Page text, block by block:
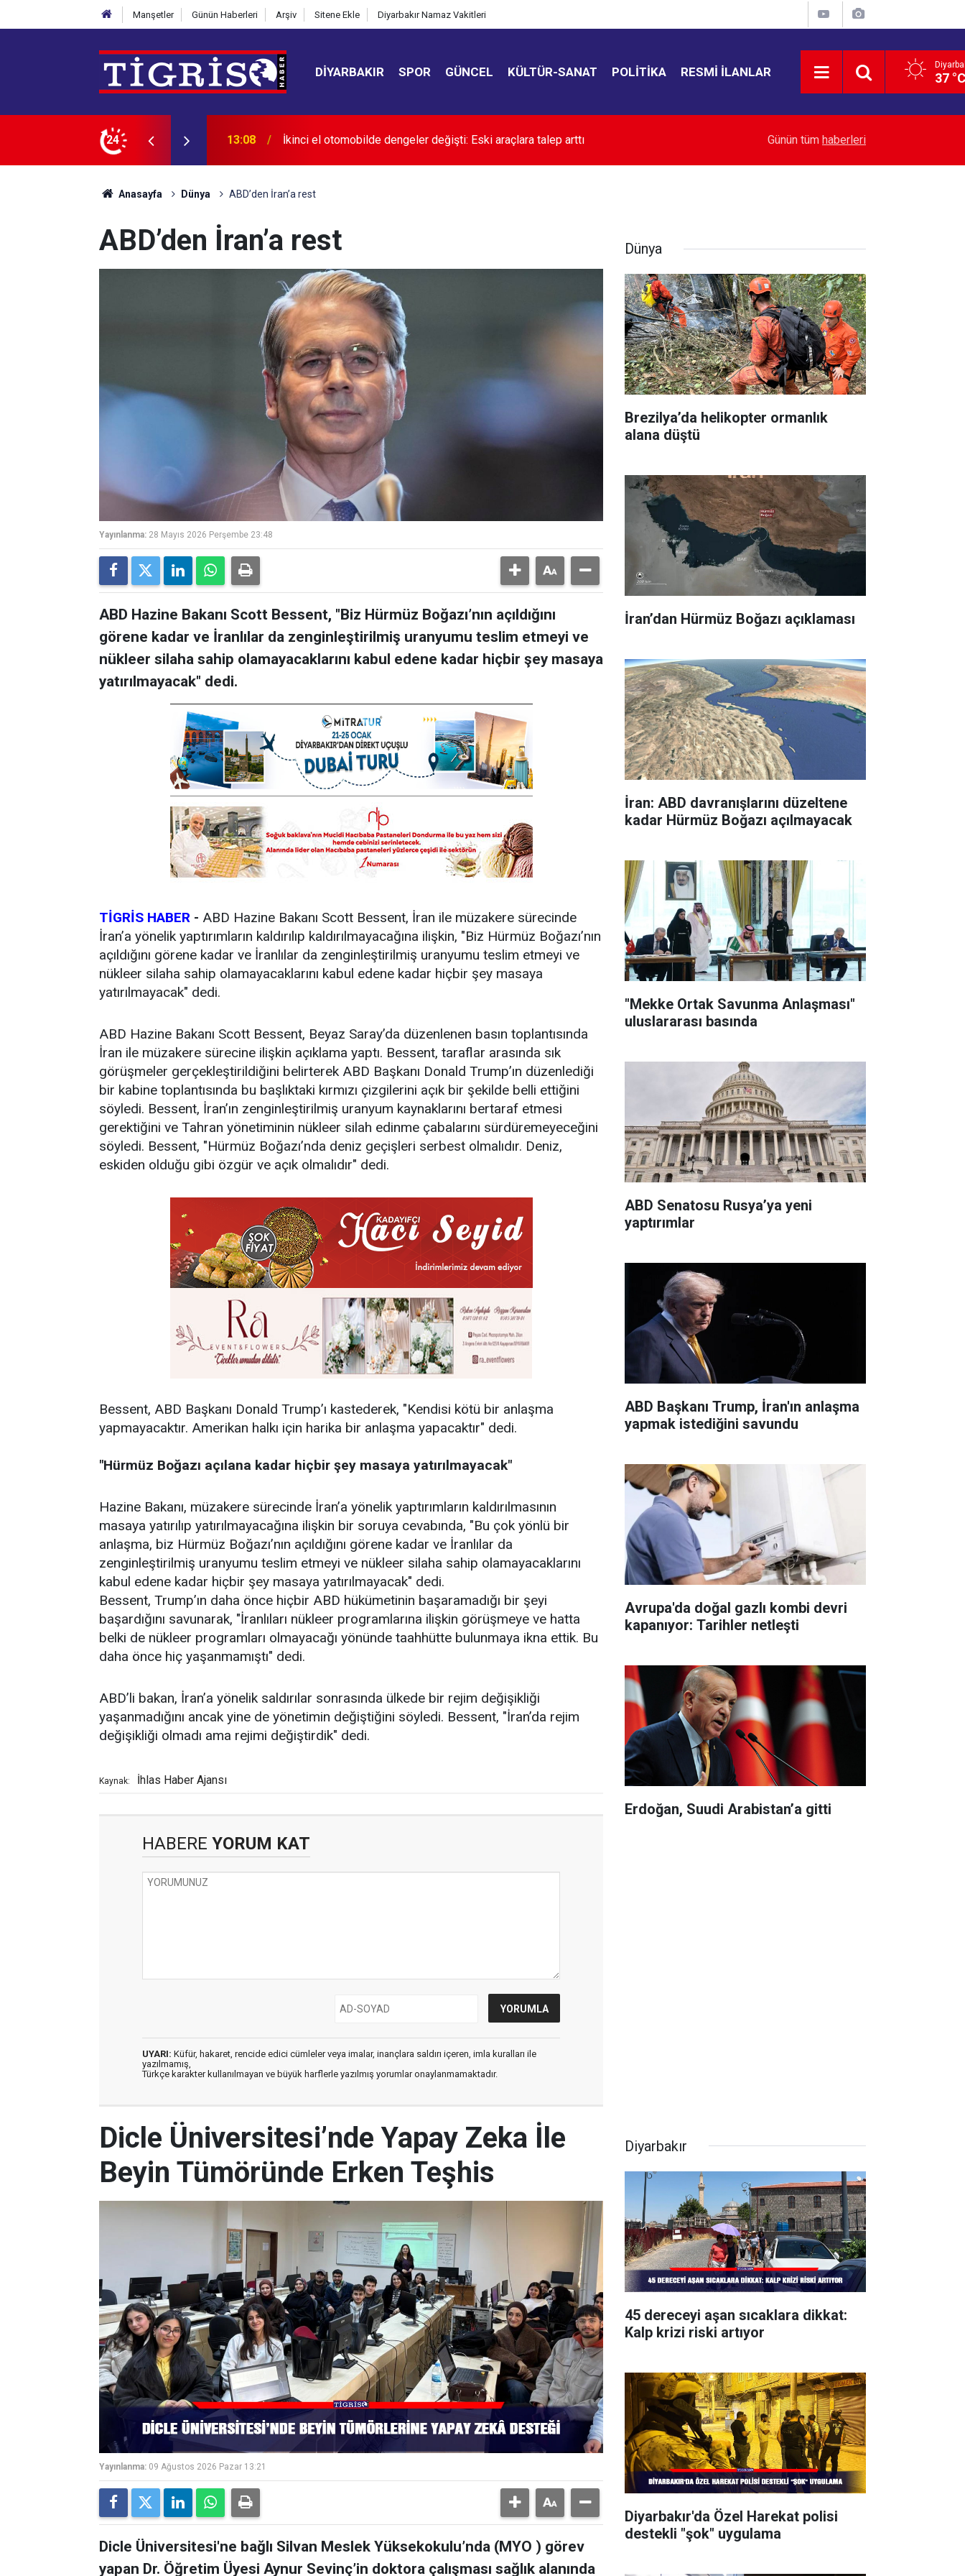
Manşetler Günün Haberleri Arşiv Sitene Ekle Diyarbakır Namaz Vakitleri
DIYARBAKIR SPOR GÜNCEL KÜLTÜR-SANAT POLITIKA RESMI İLANLAR 37
24
Eski araçlara talep arttı 12:55 Van’da sıcaktan bunalanlar bu plaja akın ediyor Habur Gümrük Kapısı’nda tır rekoru kırıldı
Günün tüm haberleri
Anasayfa Dünya ABD’den İran’a rest
ABD’den İran’a rest
Yayınlanma: 28 Mayıs 2026 Perşembe 23:48
ABD Hazine Bakanı Scott Bessent, "Biz Hürmüz Boğazı’nın açıldığını
görene kadar ve İranlılar da zenginleştirilmiş uranyumu teslim etmeyi ve
nükleer silaha sahip olamayacaklarını kabul edene kadar hiçbir şey masaya
yatırılmayacak" dedi.
TİGRİS HABER - ABD Hazine Bakanı Scott Bessent, İran ile müzakere sürecinde
İran’a yönelik yaptırımların kaldırılıp kaldırılmayacağına ilişkin, "Biz Hürmüz Boğazı’nın
açıldığını görene kadar ve İranlılar da zenginleştirilmiş uranyumu teslim etmeyi ve
nükleer silaha sahip olamayacaklarını kabul edene kadar hiçbir şey masaya
yatırılmayacak" dedi.
ABD Hazine Bakanı Scott Bessent, Beyaz Saray’da düzenlenen basın toplantısında
İran ile müzakere sürecine ilişkin açıklama yaptı. Bessent, taraflar arasında sık
görüşmeler gerçekleştirildiğini belirterek ABD Başkanı Donald Trump’ın düzenlediği
bir kabine toplantısında bu başlıktaki kırmızı çizgilerini açık bir şekilde belli ettiğini
söyledi. Bessent, İran’ın zenginleştirilmiş uranyum kaynaklarını bertaraf etmesi
gerektiğini ve Tahran yönetiminin nükleer silah edinme çabalarını sürdüremeyeceğini
söyledi. Bessent, "Hürmüz Boğazı’nda deniz geçişleri serbest olmalıdır. Deniz,
eskiden olduğu gibi özgür ve açık olmalıdır" dedi.
Bessent, ABD Başkanı Donald Trump’ı kastederek, "Kendisi kötü bir anlaşma
yapmayacaktır. Amerikan halkı için harika bir anlaşma yapacaktır" dedi.
"Hürmüz Boğazı açılana kadar hiçbir şey masaya yatırılmayacak"
Hazine Bakanı, müzakere sürecinde İran’a yönelik yaptırımların kaldırılmasının
masaya yatırılıp yatırılmayacağına ilişkin bir soruya cevabında, "Bu çok yönlü bir
anlaşma, biz Hürmüz Boğazı’nın açıldığını görene kadar ve İranlılar da
zenginleştirilmiş uranyumu teslim etmeyi ve nükleer silaha sahip olamayacaklarını
kabul edene kadar hiçbir şey masaya yatırılmayacak" dedi.
Bessent, Trump’ın daha önce hiçbir ABD hükümetinin başaramadığı bir şeyi
başardığını savunarak, "İranlıları nükleer programlarına ilişkin görüşmeye ve hatta
belki de nükleer programları olmayacağı yönünde taahhütte bulunmaya ikna ettik. Bu
daha önce hiç yaşanmamıştı" dedi.
ABD’li bakan, İran’a yönelik saldırılar sonrasında ülkede bir rejim değişikliği
yaşanmadığını ancak yine de yönetimin değiştiğini söyledi. Bessent, "İran’da rejim
değişikliği olmadı ama rejimi değiştirdik" dedi.
Kaynak: İhlas Haber Ajansı
HABERE YORUM KAT
UYARI: Küfür, hakaret, rencide edici cümleler veya imalar, inançlara saldırı içeren, imla kuralları ile
yazılmamış,
Türkçe karakter kullanılmayan ve büyük harflerle yazılmış yorumlar onaylanmamaktadır.
Dünya
Brezilya’da helikopter ormanlık
alana düştü
İran’dan Hürmüz Boğazı açıklaması
İran: ABD davranışlarını düzeltene
kadar Hürmüz Boğazı açılmayacak
"Mekke Ortak Savunma Anlaşması"
uluslararası basında
ABD Senatosu Rusya’ya yeni
yaptırımlar
ABD Başkanı Trump, İran'ın anlaşma
yapmak istediğini savundu
Avrupa'da doğal gazlı kombi devri
kapanıyor: Tarihler netleşti
Erdoğan, Suudi Arabistan’a gitti
Dicle Üniversitesi’nde Yapay Zeka İle
Beyin Tümöründe Erken Teşhis
Yayınlanma: 09 Ağustos 2026 Pazar 13:21
Dicle Üniversitesi'ne bağlı Silvan Meslek Yüksekokulu’nda (MYO ) görev
yapan Dr. Öğretim Üyesi Aynur Sevinç’in doktora çalışması sağlık alanında
Diyarbakır
45 dereceyi aşan sıcaklara dikkat:
Kalp krizi riski artıyor
Diyarbakır'da Özel Harekat polisi
destekli "şok" uygulama